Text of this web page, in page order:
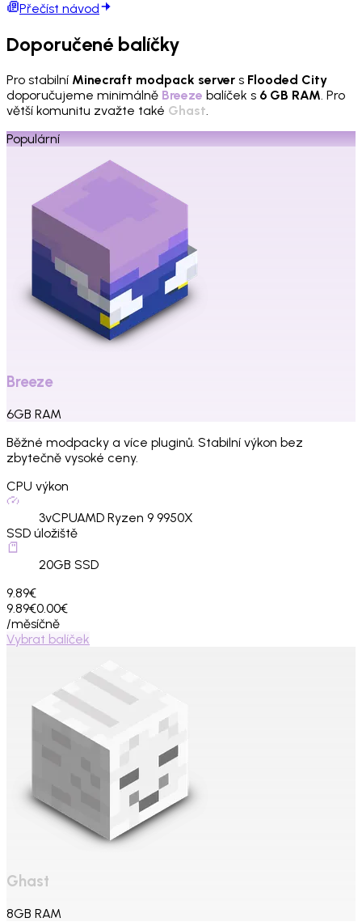
Přečíst návod
Doporučené balíčky
Pro stabilní Minecraft modpack server s Flooded City
doporučujeme minimálně Breeze balíček s 6 GB RAM. Pro
větší komunitu zvažte také Ghast.
Populární
Breeze
6GB RAM
Běžné modpacky a více pluginů. Stabilní výkon bez
zbytečně vysoké ceny.
CPU výkon
3vCPUAMD Ryzen 9 9950X
SSD úložiště
20GB SSD
9.89€
9.89€0.00€
/měsíčně
Vybrat balíček
Ghast
8GB RAM